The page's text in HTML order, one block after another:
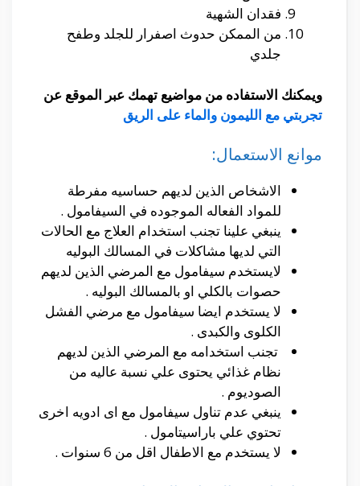
فقدان الشهية
من الممكن حدوث اصفرار للجلد وطفح
جلدي
ويمكنك الاستفاده من مواضيع تهمك عبر الموقع عن
تجربتي مع الليمون والماء على الريق
موانع الاستعمال:
الاشخاص الذين لديهم حساسيه مفرطة
للمواد الفعاله الموجوده في السيفامول .
ينبغي علينا تجنب استخدام العلاج مع الحالات
التي لديها مشاكلات في المسالك البوليه
لايستخدم سيفامول مع المرضي الذين لديهم
حصوات بالكلي او بالمسالك البوليه .
لا يستخدم ايضا سيفامول مع مرضي الفشل
الكلوى والكبدى .
تجنب استخدامه مع المرضي الذين لديهم
نظام غذائي يحتوى علي نسبة عاليه من
الصوديوم .
ينبغي عدم تناول سيفامول مع اى ادويه اخرى
تحتوي علي باراسيتامول .
لا يستخدم مع الاطفال اقل من 6 سنوات .